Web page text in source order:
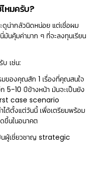
ไหมครับ?
ดูน่ากลัวนิดหน่อย แต่เชื่อผม
คุ้มค่ามาก ๆ ที่จะลงทุนเรียน
เช่น:
มของคุณสัก 1 เรื่องที่คุณสนใจ
ก 5-10 ปีข้างหน้า มันจะเป็นยัง
case scenario
ได้ตั้งแต่วันนี้ เพื่อเตรียมพร้อม
ขึ้นในอนาคต
นผู้เชี่ยวชาญ strategic